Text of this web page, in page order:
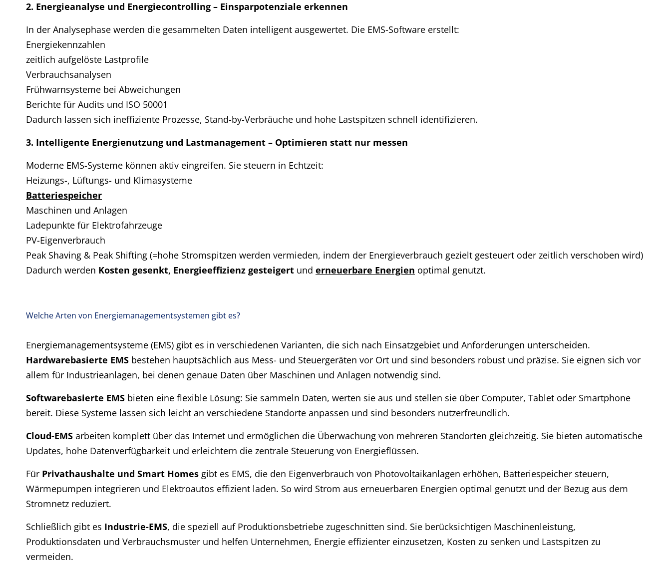
2. Energieanalyse und Energiecontrolling – Einsparpotenziale erkennen
In der Analysephase werden die gesammelten Daten intelligent ausgewertet. Die EMS-Software erstellt:
Energiekennzahlen
zeitlich aufgelöste Lastprofile
Verbrauchsanalysen
Frühwarnsysteme bei Abweichungen
Berichte für Audits und ISO 50001
Dadurch lassen sich ineffiziente Prozesse, Stand-by-Verbräuche und hohe Lastspitzen schnell identifizieren.
3. Intelligente Energienutzung und Lastmanagement – Optimieren statt nur messen
Moderne EMS-Systeme können aktiv eingreifen. Sie steuern in Echtzeit:
Heizungs-, Lüftungs- und Klimasysteme
Batteriespeicher
Maschinen und Anlagen
Ladepunkte für Elektrofahrzeuge
PV-Eigenverbrauch
Peak Shaving & Peak Shifting (=hohe Stromspitzen werden vermieden, indem der Energieverbrauch gezielt gesteuert oder zeitlich verschoben wird)
Dadurch werden Kosten gesenkt, Energieeffizienz gesteigert underneuerbare Energien optimal genutzt.
Welche Arten von Energiemanagementsystemen gibt es?
Energiemanagementsysteme (EMS) gibt es in verschiedenen Varianten, die sich nach Einsatzgebiet und Anforderungen unterscheiden.
Hardwarebasierte EMS bestehen hauptsächlich aus Mess- und Steuergeräten vor Ort und sind besonders robust und präzise. Sie eignen sich vor
allem für Industrieanlagen, bei denen genaue Daten über Maschinen und Anlagen notwendig sind.
Softwarebasierte EMS bieten eine flexible Lösung: Sie sammeln Daten, werten sie aus und stellen sie über Computer, Tablet oder Smartphone
bereit. Diese Systeme lassen sich leicht an verschiedene Standorte anpassen und sind besonders nutzerfreundlich.
Cloud-EMS arbeiten komplett über das Internet und ermöglichen die Überwachung von mehreren Standorten gleichzeitig. Sie bieten automatische
Updates, hohe Datenverfügbarkeit und erleichtern die zentrale Steuerung von Energieflüssen.
Für Privathaushalte und Smart Homes gibt es EMS, die den Eigenverbrauch von Photovoltaikanlagen erhöhen, Batteriespeicher steuern,
Wärmepumpen integrieren und Elektroautos effizient laden. So wird Strom aus erneuerbaren Energien optimal genutzt und der Bezug aus dem
Stromnetz reduziert.
Schließlich gibt es Industrie-EMS, die speziell auf Produktionsbetriebe zugeschnitten sind. Sie berücksichtigen Maschinenleistung,
Produktionsdaten und Verbrauchsmuster und helfen Unternehmen, Energie effizienter einzusetzen, Kosten zu senken und Lastspitzen zu
vermeiden.